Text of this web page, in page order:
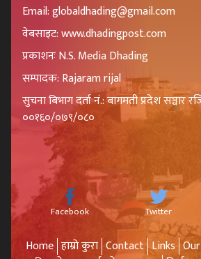
Email: globaldhading@gmail.com
वेबसाइट: www.dhadingpost.com
प्रकाशनः N.S. Media Dhading
सम्पादक: Rajaram rijal
सुचना बिभाग दर्ता नं.: बागमती प्रदेश सञ्चार
००१६०/०७९/०८०
Facebook Twitter
Home हाम्रो कुरा Contact Links